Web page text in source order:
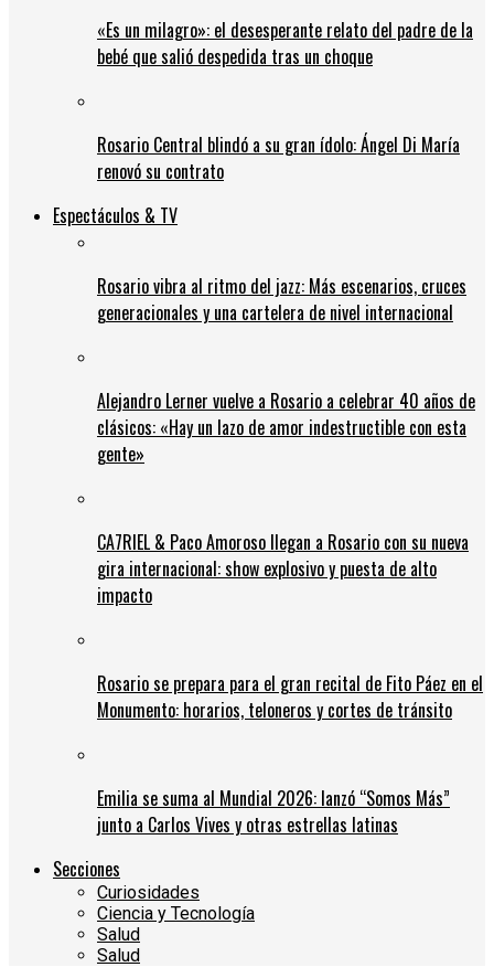
«Es un milagro»: el desesperante relato del padre de la
bebé que salió despedida tras un choque
Rosario Central blindó a su gran ídolo: Ángel Di María
renovó su contrato
Espectáculos & TV
Rosario vibra al ritmo del jazz: Más escenarios, cruces
generacionales y una cartelera de nivel internacional
Alejandro Lerner vuelve a Rosario a celebrar 40 años de
clásicos: «Hay un lazo de amor indestructible con esta
gente»
CA7RIEL & Paco Amoroso llegan a Rosario con su nueva
gira internacional: show explosivo y puesta de alto
impacto
Rosario se prepara para el gran recital de Fito Páez en el
Monumento: horarios, teloneros y cortes de tránsito
Emilia se suma al Mundial 2026: lanzó “Somos Más”
junto a Carlos Vives y otras estrellas latinas
Secciones
Curiosidades
Ciencia y Tecnología
Salud
Salud